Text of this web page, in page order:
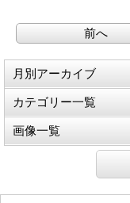
前へ
月別アーカイブ
カテゴリー一覧
画像一覧